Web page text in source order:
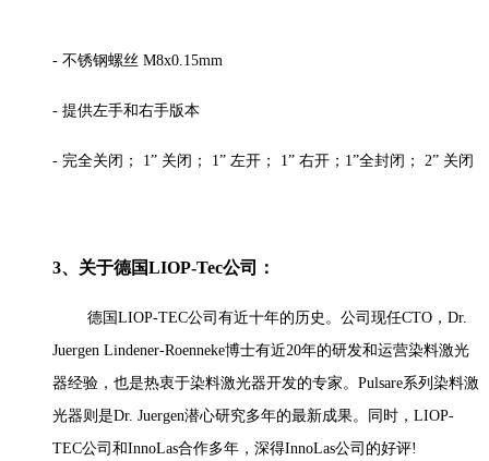
- 不锈钢螺丝 M8x0.15mm
- 提供左手和右手版本
- 完全关闭； 1” 关闭； 1” 左开； 1” 右开；1”全封闭； 2” 关闭
3、关于德国LIOP-Tec公司：
德国LIOP-TEC公司有近十年的历史。公司现任CTO，Dr.
Juergen Lindener-Roenneke博士有近20年的研发和运营染料激光
器经验，也是热衷于染料激光器开发的专家。Pulsare系列染料激
光器则是Dr. Juergen潜心研究多年的最新成果。同时，LIOP-
TEC公司和InnoLas合作多年，深得InnoLas公司的好评!